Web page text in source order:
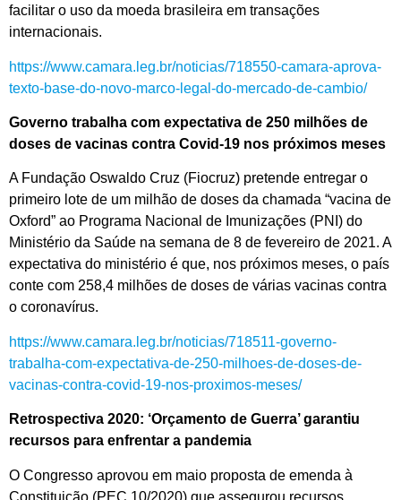
facilitar o uso da moeda brasileira em transações
internacionais.
https://www.camara.leg.br/noticias/718550-camara-aprova-
texto-base-do-novo-marco-legal-do-mercado-de-cambio/
Governo trabalha com expectativa de 250 milhões de
doses de vacinas contra Covid-19 nos próximos meses
A Fundação Oswaldo Cruz (Fiocruz) pretende entregar o
primeiro lote de um milhão de doses da chamada “vacina de
Oxford” ao Programa Nacional de Imunizações (PNI) do
Ministério da Saúde na semana de 8 de fevereiro de 2021. A
expectativa do ministério é que, nos próximos meses, o país
conte com 258,4 milhões de doses de várias vacinas contra
o coronavírus.
https://www.camara.leg.br/noticias/718511-governo-
trabalha-com-expectativa-de-250-milhoes-de-doses-de-
vacinas-contra-covid-19-nos-proximos-meses/
Retrospectiva 2020: ‘Orçamento de Guerra’ garantiu
recursos para enfrentar a pandemia
O Congresso aprovou em maio proposta de emenda à
Constituição (PEC 10/2020) que assegurou recursos